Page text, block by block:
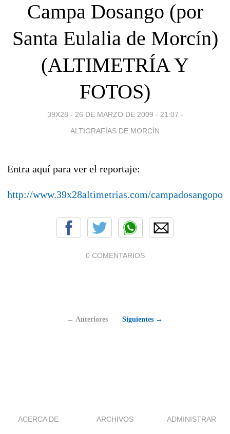
Campa Dosango (por
Santa Eulalia de Morcín)
(ALTIMETRÍA Y
FOTOS)
39X28 - 26 DE MARZO DE 2009 - 21:07 -
ALTIGRAFÍAS DE MORCÍN
Entra aquí para ver el reportaje:
http://www.39x28altimetrias.com/
0 COMENTARIOS
← Anteriores Siguientes →
ACERCA DE ARCHIVOS ADMINISTRAR